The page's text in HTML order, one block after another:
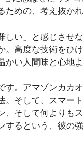
めの、考え抜かれ
しい」と感じさ
高度な技術をひ
い人間味と心地
す。アマゾンカカ
。そして、スマー
、そして何より
するという、彼の